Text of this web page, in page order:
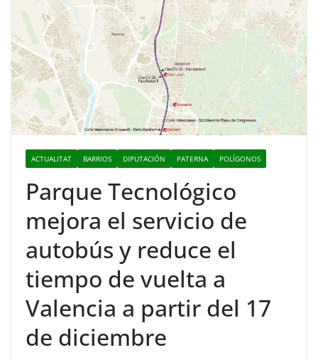
ACTUALITAT BARRIOS DIPUTACIÓN PATERNA POLÍGONOS
Parque Tecnológico
mejora el servicio de
autobús y reduce el
tiempo de vuelta a
Valencia a partir del 17
de diciembre